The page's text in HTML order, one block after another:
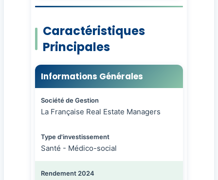
Caractéristiques
Principales
Informations Générales
Société de Gestion
La Française Real Estate Managers
Type d'investissement
Santé - Médico-social
Rendement 2024